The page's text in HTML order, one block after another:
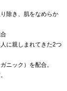
除き、肌をなめらか
に親しまれてきた2つ
ニック）を配合。